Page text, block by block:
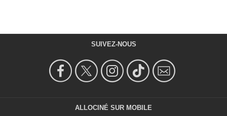
SUIVEZ-NOUS
ALLOCINÉ SUR MOBILE